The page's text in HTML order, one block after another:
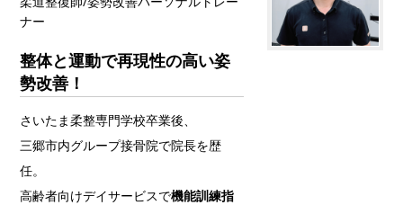
ナー
整体と運動で再現性の高い姿
勢改善！
さいたま柔整専門学校卒業後、
三郷市内グループ接骨院で院長を歴
任。
高齢者向けデイサービスで機能訓練指